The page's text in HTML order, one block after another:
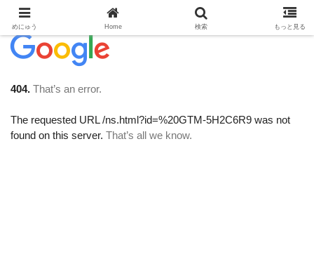
めにゅう Home 検索 もっと見る